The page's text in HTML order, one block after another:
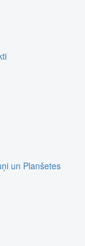
un Planšetes